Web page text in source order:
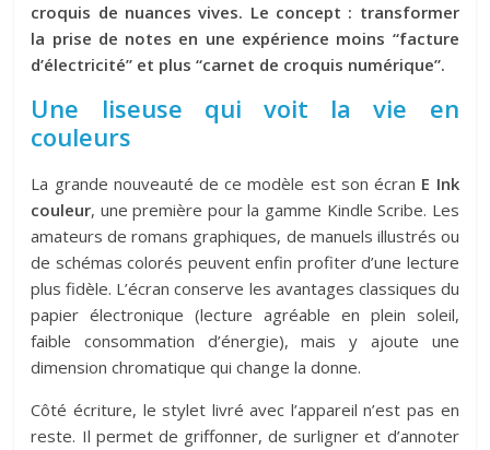
croquis de nuances vives. Le concept : transformer
la prise de notes en une expérience moins “facture
d’électricité” et plus “carnet de croquis numérique”.
Une liseuse qui voit la vie en
couleurs
La grande nouveauté de ce modèle est son écran E Ink
couleur, une première pour la gamme Kindle Scribe. Les
amateurs de romans graphiques, de manuels illustrés ou
de schémas colorés peuvent enfin profiter d’une lecture
plus fidèle. L’écran conserve les avantages classiques du
papier électronique (lecture agréable en plein soleil,
faible consommation d’énergie), mais y ajoute une
dimension chromatique qui change la donne.
Côté écriture, le stylet livré avec l’appareil n’est pas en
reste. Il permet de griffonner, de surligner et d’annoter